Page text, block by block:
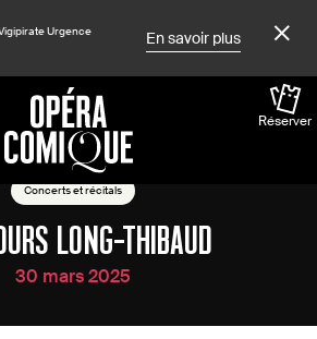
Urgence
En savoir plus
Réserver
Concerts et récitals
LONG-THIBAUD
30 mars 2025